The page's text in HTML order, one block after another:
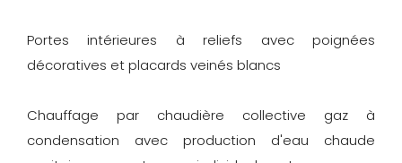
Portes intérieures à reliefs avec poignées
décoratives et placards veinés blancs
Chauffage par chaudière collective gaz à
condensation avec production d'eau chaude